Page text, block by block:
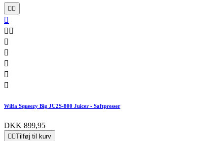
 

 





Wilfa Squeezy Big JU2S-800 Juicer - Saftpresser
DKK 899,95
 Tilføj til kurv